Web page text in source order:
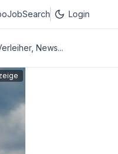
JobSearch Login
News...